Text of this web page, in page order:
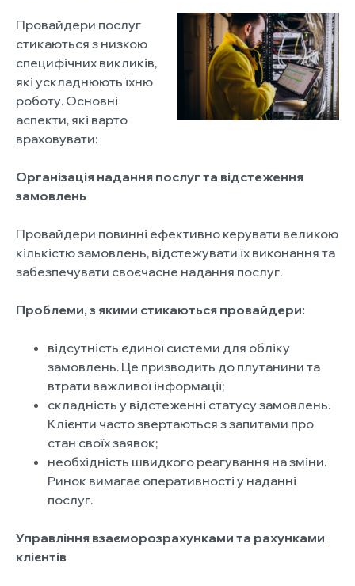
Провайдери послуг
стикаються з низкою
специфічних викликів,
які ускладнюють їхню
роботу. Основні
аспекти, які варто
враховувати:
Організація надання послуг та відстеження
замовлень
Провайдери повинні ефективно керувати великою
кількістю замовлень, відстежувати їх виконання та
забезпечувати своєчасне надання послуг.
Проблеми, з якими стикаються провайдери:
відсутність єдиної системи для обліку
замовлень. Це призводить до плутанини та
втрати важливої інформації;
складність у відстеженні статусу замовлень.
Клієнти часто звертаються з запитами про
стан своїх заявок;
необхідність швидкого реагування на зміни.
Ринок вимагає оперативності у наданні
послуг.
Управління взаєморозрахунками та рахунками
клієнтів